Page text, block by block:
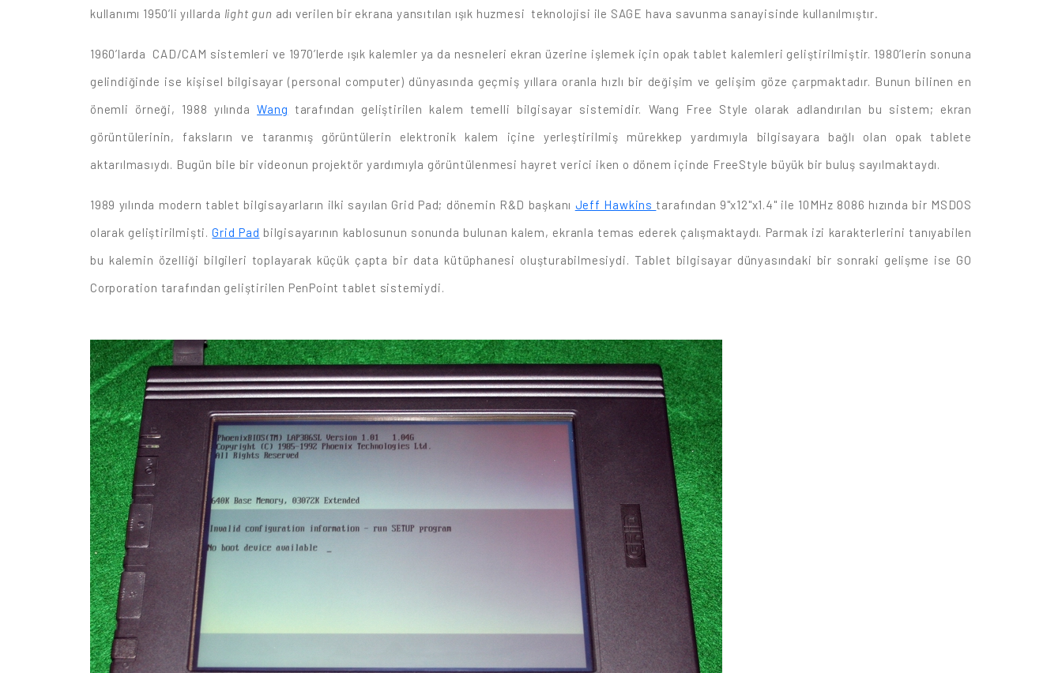
kullanımı 1950’li yıllarda light gun adı verilen bir ekrana yansıtılan ışık huzmesi teknolojisi ile SAGE hava savunma sanayisinde kullanılmıştır.
1960’larda CAD/CAM sistemleri ve 1970’lerde ışık kalemler ya da nesneleri ekran üzerine işlemek için opak tablet kalemleri geliştirilmiştir. 1980’lerin sonuna
gelindiğinde ise kişisel bilgisayar (personal computer) dünyasında geçmiş yıllara oranla hızlı bir değişim ve gelişim göze çarpmaktadır. Bunun bilinen en
önemli örneği, 1988 yılındaWang tarafından geliştirilen kalem temelli bilgisayar sistemidir. Wang Free Style olarak adlandırılan bu sistem; ekran
görüntülerinin, faksların ve taranmış görüntülerin elektronik kalem içine yerleştirilmiş mürekkep yardımıyla bilgisayara bağlı olan opak tablete
aktarılmasıydı. Bugün bile bir videonun projektör yardımıyla görüntülenmesi hayret verici iken o dönem içinde FreeStyle büyük bir buluş sayılmaktaydı.
1989 yılında modern tablet bilgisayarların ilki sayılan Grid Pad; dönemin R&D başkanı Jeff Hawkins tarafından 9"x12"x1.4" ile 10MHz 8086 hızında bir MSDOS
olarak geliştirilmişti.Grid Pad bilgisayarının kablosunun sonunda bulunan kalem, ekranla temas ederek çalışmaktaydı. Parmak izi karakterlerini tanıyabilen
bu kalemin özelliği bilgileri toplayarak küçük çapta bir data kütüphanesi oluşturabilmesiydi. Tablet bilgisayar dünyasındaki bir sonraki gelişme ise GO
Corporation tarafından geliştirilen PenPoint tablet sistemiydi.